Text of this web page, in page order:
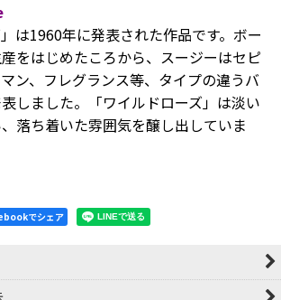
は1960年に発表された作品です。ボー
をはじめたころから、スージーはセピ
ン、フレグランス等、タイプの違うバ
しました。「ワイルドローズ」は淡い
落ち着いた雰囲気を醸し出していま
でシェア